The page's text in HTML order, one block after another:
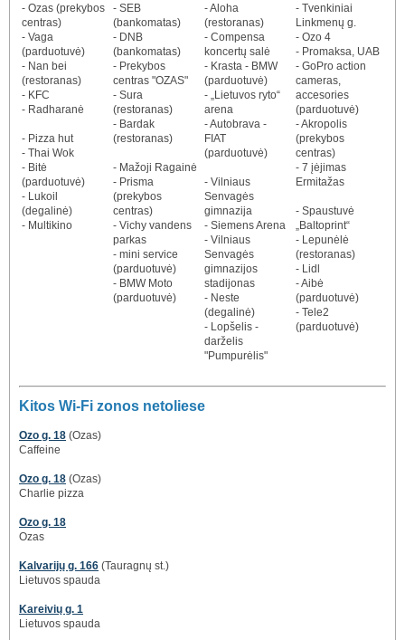
- Ozas (prekybos
centras)
- Vaga
(parduotuvė)
- Nan bei
(restoranas)
- KFC
- Radharanė
- Pizza hut
- Thai Wok
- Bitė
(parduotuvė)
- Lukoil
(degalinė)
- Multikino
- SEB
(bankomatas)
- DNB
(bankomatas)
- Prekybos
centras "OZAS"
- Sura
(restoranas)
- Bardak
(restoranas)
- Mažoji Ragainė
- Prisma
(prekybos
centras)
- Vichy vandens
parkas
- mini service
(parduotuvė)
- BMW Moto
(parduotuvė)
- Aloha
(restoranas)
- Compensa
koncertų salė
- Krasta - BMW
(parduotuvė)
- „Lietuvos ryto“
arena
- Autobrava -
FIAT
(parduotuvė)
- Vilniaus
Senvagės
gimnazija
- Siemens Arena
- Vilniaus
Senvagės
gimnazijos
stadijonas
- Neste
(degalinė)
- Lopšelis -
darželis
"Pumpurėlis"
- Tvenkiniai
Linkmenų g.
- Ozo 4
- Promaksa, UAB
- GoPro action
cameras,
accesories
(parduotuvė)
- Akropolis
(prekybos
centras)
- 7 įėjimas
Ermitažas
- Spaustuvė
„Baltoprint“
- Lepunėlė
(restoranas)
- Lidl
- Aibė
(parduotuvė)
- Tele2
(parduotuvė)
Kitos Wi-Fi zonos netoliese
Ozo g. 18 (Ozas)
Caffeine
Ozo g. 18 (Ozas)
Charlie pizza
Ozo g. 18
Ozas
Kalvarijų g. 166 (Tauragnų st.)
Lietuvos spauda
Kareivių g. 1
Lietuvos spauda